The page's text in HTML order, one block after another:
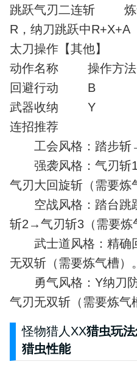
跳跃气刃二连斩 炼
R，纳刀跳跃中
太刀操作【其他】
动作名称 操作
回避行动 B
武器收纳 Y
连招推荐
工会风格：踏步斩
强袭风格：气刃斩
气刃大回旋斩（需要炼
空战风格：踏台跳
斩2→气刃斩3（需要炼
武士道风格：精确
无双斩（需要炼气槽）。
勇气风格：Y纳刀
气刃无双斩（需要炼气
怪物猎人XX猎虫玩
猎虫性能